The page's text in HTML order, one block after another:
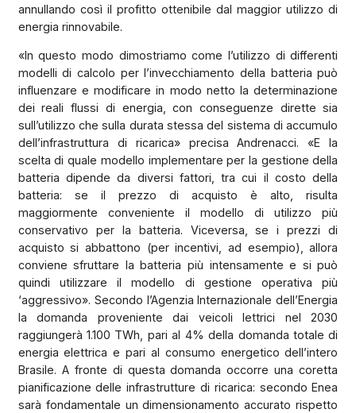
annullando così il profitto ottenibile dal maggior utilizzo di
energia rinnovabile.
«In questo modo dimostriamo come l’utilizzo di differenti
modelli di calcolo per l’invecchiamento della batteria può
influenzare e modificare in modo netto la determinazione
dei reali flussi di energia, con conseguenze dirette sia
sull’utilizzo che sulla durata stessa del sistema di accumulo
dell’infrastruttura di ricarica» precisa Andrenacci. «E la
scelta di quale modello implementare per la gestione della
batteria dipende da diversi fattori, tra cui il costo della
batteria: se il prezzo di acquisto è alto, risulta
maggiormente conveniente il modello di utilizzo più
conservativo per la batteria. Viceversa, se i prezzi di
acquisto si abbattono (per incentivi, ad esempio), allora
conviene sfruttare la batteria più intensamente e si può
quindi utilizzare il modello di gestione operativa più
‘aggressivo». Secondo l’Agenzia Internazionale dell’Energia
la domanda proveniente dai veicoli lettrici nel 2030
raggiungerà 1.100 TWh, pari al 4% della domanda totale di
energia elettrica e pari al consumo energetico dell’intero
Brasile. A fronte di questa domanda occorre una coretta
pianificazione delle infrastrutture di ricarica: secondo Enea
sarà fondamentale un dimensionamento accurato rispetto